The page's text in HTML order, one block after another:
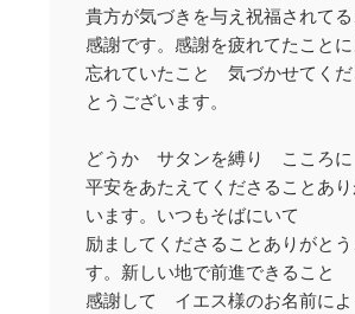
貴方が気づきを与え祝福されてる
感謝です。感謝を疲れてたことに
忘れていたこと 気づかせてく
とうございます。
どうか サタンを縛り こころに
平安をあたえてくださることあ
います。いつもそばにいて
励ましてくださることありがと
す。新しい地で前進できること
感謝して イエス様のお名前によ